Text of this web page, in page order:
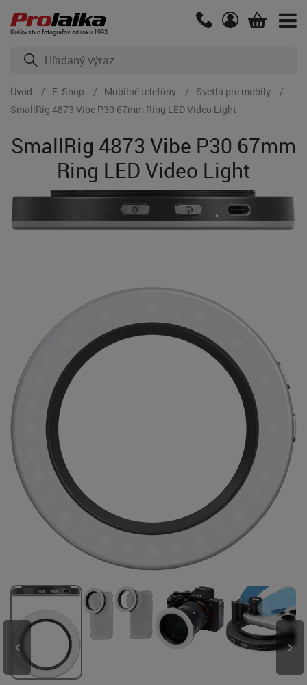
Kráľovstvo fotografov od roku 1993
Úvod E-Shop Mobilné telefóny
Svetlá pre mobily
SmallRig 4873 Vibe P30 67mm Ring LED Video Light
SmallRig 4873 Vibe P30 67mm
Ring LED Video Light